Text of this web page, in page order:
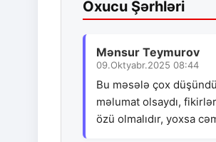
Oxucu Şərhləri
Mənsur Teymurov
09.Oktyabr.2025 08:44
Bu məsələ çox
məlumat olsaydı,
özü olmalıdır, yoxsa